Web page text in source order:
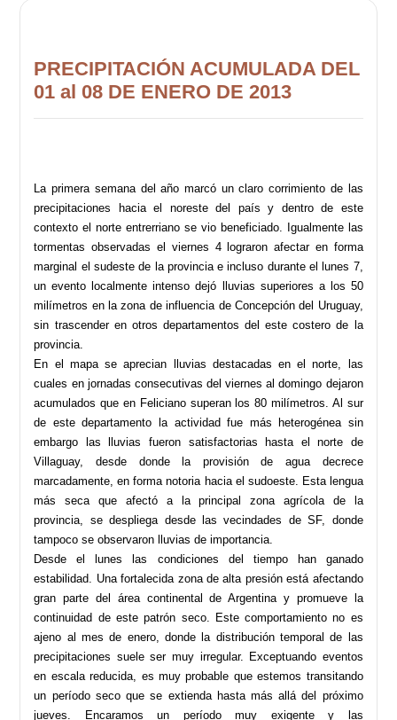
PRECIPITACIÓN ACUMULADA DEL
01 al 08 DE ENERO DE 2013
La primera semana del año marcó un claro corrimiento de las
precipitaciones hacia el noreste del país y dentro de este
contexto el norte entrerriano se vio beneficiado. Igualmente las
tormentas observadas el viernes 4 lograron afectar en forma
marginal el sudeste de la provincia e incluso durante el lunes 7,
un evento localmente intenso dejó lluvias superiores a los 50
milímetros en la zona de influencia de Concepción del Uruguay,
sin trascender en otros departamentos del este costero de la
provincia.
En el mapa se aprecian lluvias destacadas en el norte, las
cuales en jornadas consecutivas del viernes al domingo dejaron
acumulados que en Feliciano superan los 80 milímetros. Al sur
de este departamento la actividad fue más heterogénea sin
embargo las lluvias fueron satisfactorias hasta el norte de
Villaguay, desde donde la provisión de agua decrece
marcadamente, en forma notoria hacia el sudoeste. Esta lengua
más seca que afectó a la principal zona agrícola de la
provincia, se despliega desde las vecindades de SF, donde
tampoco se observaron lluvias de importancia.
Desde el lunes las condiciones del tiempo han ganado
estabilidad. Una fortalecida zona de alta presión está afectando
gran parte del área continental de Argentina y promueve la
continuidad de este patrón seco. Este comportamiento no es
ajeno al mes de enero, donde la distribución temporal de las
precipitaciones suele ser muy irregular. Exceptuando eventos
en escala reducida, es muy probable que estemos transitando
un período seco que se extienda hasta más allá del próximo
jueves. Encaramos un período muy exigente y las